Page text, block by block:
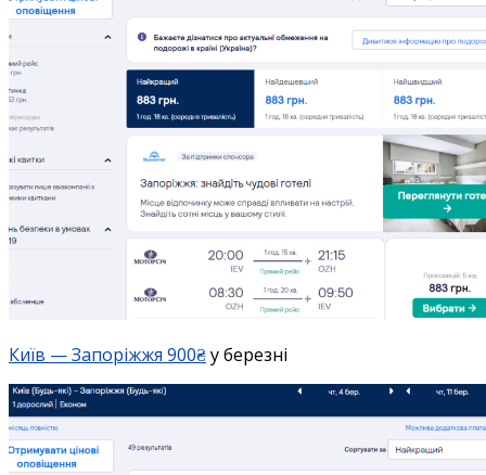
Київ — Запоріжжя 900₴у березні